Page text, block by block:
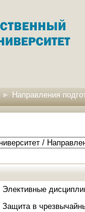
► Направления
Элективные
Защита в